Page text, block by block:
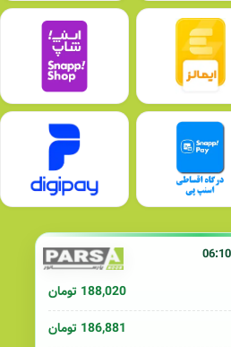
188,020 تومان
186,881 تومان